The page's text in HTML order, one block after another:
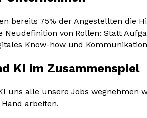
bereits 75% der Angestellten die
von Rollen: Statt
Know-how und
KI im Zusammenspiel
uns alle unsere Jobs wegnehmen
arbeiten.